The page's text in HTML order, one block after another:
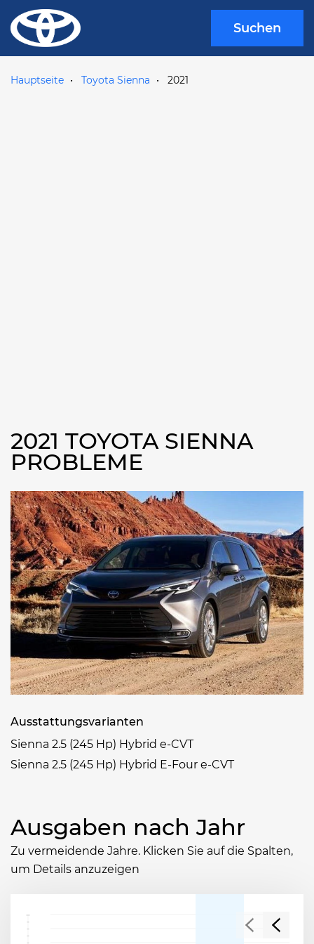
Suchen
Hauptseite Toyota Sienna 2021
2021 TOYOTA SIENNA
PROBLEME
Ausstattungsvarianten
Sienna 2.5 (245 Hp) Hybrid e-CVT
Sienna 2.5 (245 Hp) Hybrid E-Four e-CVT
Ausgaben nach Jahr
Zu vermeidende Jahre. Klicken Sie auf die Spalten,
um Details anzuzeigen